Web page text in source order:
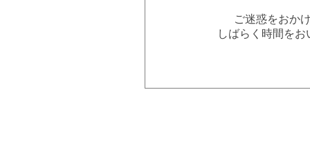
ご迷惑をおか
しばらく時間を